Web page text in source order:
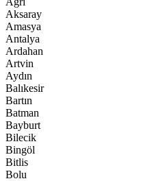
Aksaray
Amasya
Antalya
Ardahan
Artvin
Aydın
Balıkesir
Bartın
Batman
Bayburt
Bilecik
Bingöl
Bitlis
Bolu